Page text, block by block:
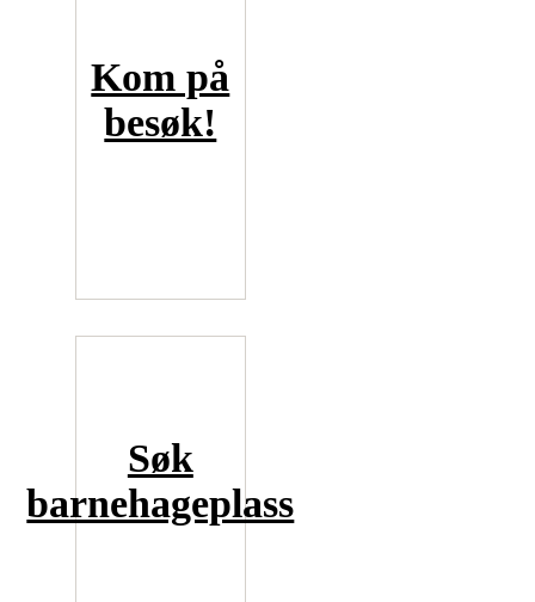
Kom på
besøk!
Søk
barnehageplass